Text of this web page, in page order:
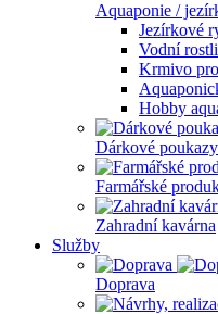
Aquaponie /
Jezírkové
Vodní
Krmivo
Hobby
Dárkové poukazy
Farmářské
Zahradní kavárna
Služby
Doprava